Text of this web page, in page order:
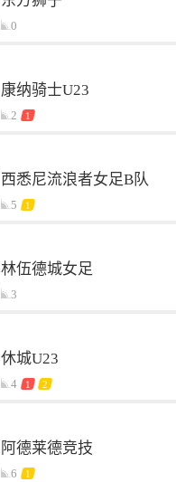
0
康纳骑士U23
2 1
西悉尼流浪者女足B队
5 1
林伍德城女足
3
休城U23
4 1 2
阿德莱德竞技
6 1